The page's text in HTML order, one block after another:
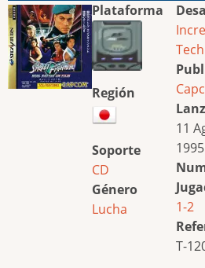
Plataforma
Región
Soporte
CD
Género
Lucha
11
1995
1-2
T-